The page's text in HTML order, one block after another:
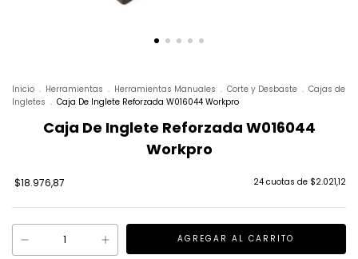
Inicio . Herramientas . Herramientas Manuales . Corte y Desbaste . Cajas de
Ingletes . Caja De Inglete Reforzada W016044 Workpro
Caja De Inglete Reforzada W016044
Workpro
$18.976,87 24 cuotas de $2.021,12